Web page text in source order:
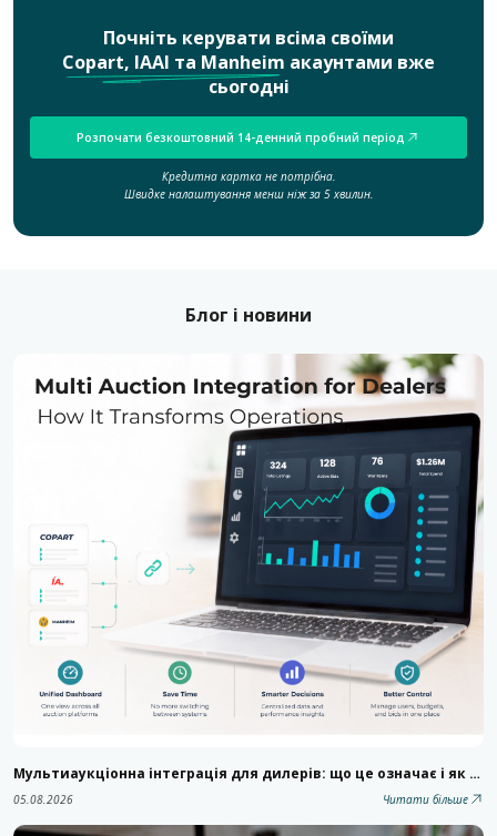
Почніть керувати всіма своїми
Copart, IAAI та Manheim акаунтами вже
сьогодні
Розпочати безкоштовний 14-денний пробний період
Кредитна картка не потрібна.
Швидке налаштування менш ніж за 5 хвилин.
Блог і новини
Мультиаукціонна інтеграція для дилерів: що це означає і як вона трансформує бізнес-процеси
05.08.2026 Читати більше